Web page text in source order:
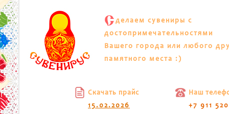
С делаем сувениры с
достопримечательностями
Вашего города или любого
памятного места :)
Скачать прайс
15.02.2026
Наш
+7 911